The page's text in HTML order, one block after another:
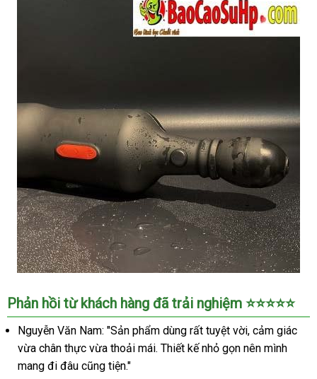
Động
Kích
Thích
Nam
Âm
Đạo
Giả
Cầm
Tay
Bú
Phản hồi từ khách hàng đã trải nghiệm ⭐⭐⭐⭐⭐
Nguyễn Văn Nam: "Sản phẩm dùng rất tuyệt vời, cảm giác
vừa chân thực vừa thoải mái. Thiết kế nhỏ gọn nên mình
mang đi đâu cũng tiện."